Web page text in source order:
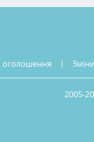
оголошення
2005-